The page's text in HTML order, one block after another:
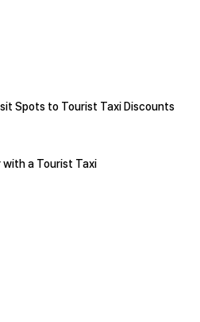
Spots to Tourist Taxi Discounts
with a Tourist Taxi